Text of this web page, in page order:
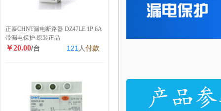
正泰CHNT漏电断路器 DZ47LE 1P 6A
带漏电保护 原装正品
￥20.00/台 121 人付款